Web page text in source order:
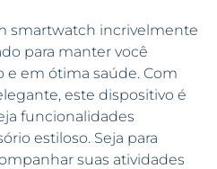
smartwatch incrivelmente
para manter você
e em ótima saúde. Com
este dispositivo é
funcionalidades
estiloso. Seja para
suas atividades